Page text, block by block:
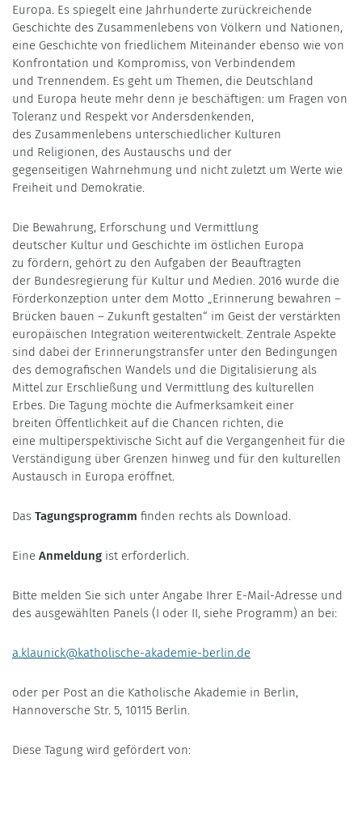
Europa. Es spiegelt eine Jahrhunderte zurückreichende
Geschichte des Zusammenlebens von Völkern und Nationen,
eine Geschichte von friedlichem Miteinander ebenso wie von
Konfrontation und Kompromiss, von Verbindendem
und Trennendem. Es geht um Themen, die Deutschland
und Europa heute mehr denn je beschäftigen: um Fragen von
Toleranz und Respekt vor Andersdenkenden,
des Zusammenlebens unterschiedlicher Kulturen
und Religionen, des Austauschs und der
gegenseitigen Wahrnehmung und nicht zuletzt um Werte wie
Freiheit und Demokratie.
Die Bewahrung, Erforschung und Vermittlung
deutscher Kultur und Geschichte im östlichen Europa
zu fördern, gehört zu den Aufgaben der Beauftragten
der Bundesregierung für Kultur und Medien. 2016 wurde die
Förderkonzeption unter dem Motto „Erinnerung bewahren –
Brücken bauen – Zukunft gestalten“ im Geist der verstärkten
europäischen Integration weiterentwickelt. Zentrale Aspekte
sind dabei der Erinnerungstransfer unter den Bedingungen
des demografischen Wandels und die Digitalisierung als
Mittel zur Erschließung und Vermittlung des kulturellen
Erbes. Die Tagung möchte die Aufmerksamkeit einer
breiten Öffentlichkeit auf die Chancen richten, die
eine multiperspektivische Sicht auf die Vergangenheit für die
Verständigung über Grenzen hinweg und für den kulturellen
Austausch in Europa eröffnet.
Das Tagungsprogramm finden rechts als Download.
Eine Anmeldung ist erforderlich.
Bitte melden Sie sich unter Angabe Ihrer E-Mail-Adresse und
des ausgewählten Panels (I oder II, siehe Programm) an bei:
a.klaunick@katholische-akademie-berlin.de
oder per Post an die Katholische Akademie in Berlin,
Hannoversche Str. 5, 10115 Berlin.
Diese Tagung wird gefördert von: